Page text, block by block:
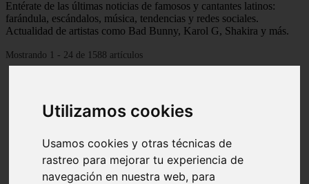
Utilizamos cookies
Usamos cookies y otras técnicas de
rastreo para mejorar tu experiencia de
navegación en nuestra web, para
Entérate de las últimas noticias de famosos y cantantes latinos:
farándula, escándalos, música, tendencias y redes sociales.
Actualidad de artistas como Bad Bunny, Karol G, Shakira y más.
Mostrando 1 - 24 de 1588 artículos